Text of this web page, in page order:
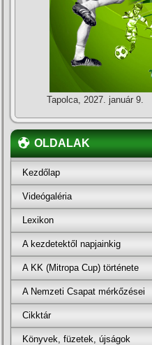
Tapolca, 2027. január 9.
OLDALAK
Kezdőlap
Videógaléria
Lexikon
A kezdetektől napjainkig
A KK (Mitropa Cup) története
A Nemzeti Csapat mérkőzései
Cikktár
Könyvek, füzetek, újságok